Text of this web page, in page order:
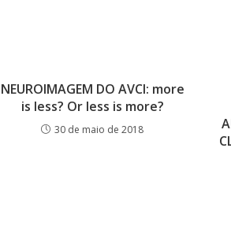
NEUROIMAGEM DO AVCI: more
is less? Or less is more?
30 de maio de 2018